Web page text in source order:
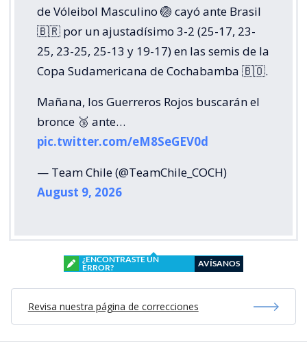
de Vóleibol Masculino 🏐 cayó ante Brasil
🇧🇷 por un ajustadísimo 3-2 (25-17, 23-
25, 23-25, 25-13 y 19-17) en las semis de la
Copa Sudamericana de Cochabamba 🇧🇴.
Mañana, los Guerreros Rojos buscarán el
bronce 🥉 ante…
pic.twitter.com/eM8SeGEV0d
— Team Chile (@TeamChile_COCH)
August 9, 2026
¿ENCONTRASTE UN
ERROR?
AVÍSANOS
Revisa nuestra página de correcciones